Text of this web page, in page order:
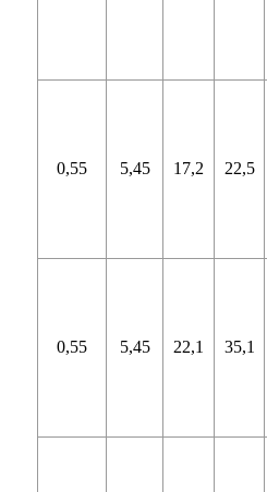
0,55 5,45 17,2 22,5
0,55 5,45 22,1 35,1